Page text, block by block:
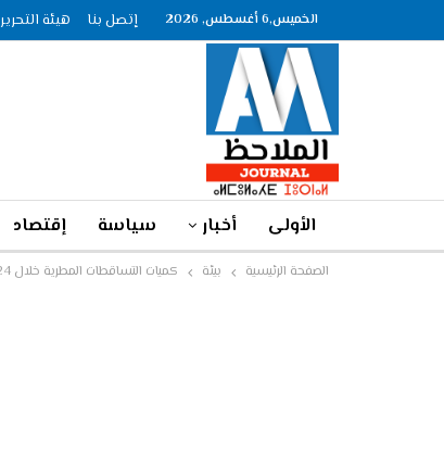
الخميس,6 أغسطس, 2026 إتصل بنا هيئة التحرير
الأولى أخبار سياسة إقتصاد
الصفحة الرئيسية بيئة كميات التساقطات المطرية خلال 24 ألاخيرة